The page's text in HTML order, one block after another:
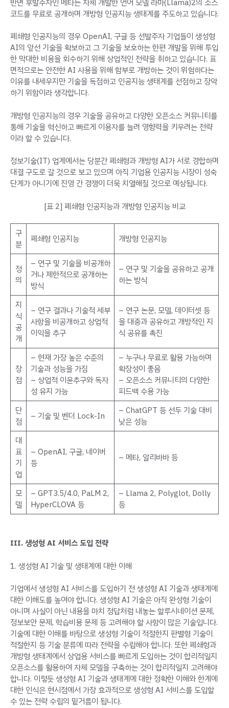
반면 후발주자인 메타는 자체 개발한 언어 모델 라마(Llama)2의 소스
코드를 무료로 공개하며 개방형 인공지능 생태계를 주도하고 있습니다.
폐쇄형 인공지능의 경우 OpenAI, 구글 등 선발주자 기업들이 생성형
AI의 앞선 기술을 확보하고 그 기술을 보호하는 한편 개발을 위해 투입
한 막대한 비용을 회수하기 위해 상업적인 전략을 취하고 있습니다. 표
면적으로는 안전한 AI 사용을 위해 함부로 개방하는 것이 위험하다는
이유를 내세우지만 기술을 독점하고 인공지능 생태계를 선점하고 장악
하기 위함이라 생각합니다.
개방형 인공지능의 경우 기술을 공유하고 다양한 오픈소스 커뮤니티를
통해 기술을 혁신하고 빠르게 이용자를 늘려 영향력을 키우려는 전략
이라 할 수 있습니다.
정보기술(IT) 업계에서는 당분간 폐쇄형과 개방형 AI가 서로 경합하며
대결 구도로 갈 것으로 보고 있으며 아직 기업용 인공지능 시장이 성숙
단계가 아니기에 진영 간 경쟁이 더욱 치열해질 것으로 예상됩니다.
[표 2] 폐쇄형 인공지능과 개방형 인공지능 비교
구
분
폐쇄형 인공지능 개방형 인공지능
정
의
– 연구 및 기술을 비공개하
거나 제한적으로 공개하는
방식
– 연구 및 기술을 공유하고 공개
하는 방식
지
식
공
개
– 연구 결과나 기술적 세부
사항을 비공개하고 상업적
이익을 추구
– 연구 논문, 모델, 데이터셋 등
을 대중과 공유하고 개방적인 지
식 공유를 촉진
장
점
– 현재 가장 높은 수준의
기술과 성능을 가짐
– 상업적 이윤추구와 독자
성 유지 가능
– 누구나 무료로 활용 가능하며
확장성이 좋음
– 오픈소스 커뮤니티의 다양한
피드백 수용 가능
단
점
– 기술 및 벤더 Lock-In
– ChatGPT 등 선두 기술 대비
낮은 성능
대
표
기
업
– OpenAI, 구글, 네이버
등
– 메타, 알리바바 등
모
델
– GPT3.5/4.0, PaLM 2,
HyperCLOVA 등
– Llama 2, Polyglot, Dolly
등
III. 생성형 AI 서비스 도입 전략
1. 생성형 AI 기술 및 생태계에 대한 이해
기업에서 생성형 AI 서비스를 도입하기 전 생성형 AI 기술과 생태계에
대한 이해도를 높여야 합니다. 생성형 AI 기술은 아직 완성형 기술이
아니며 사실이 아닌 내용을 마치 정답처럼 내놓는 할루시네이션 문제,
정보보안 문제, 학습비용 문제 등 고려해야 할 사항이 많은 기술입니다.
기술에 대한 이해를 바탕으로 생성형 기술이 적절한지 판별형 기술이
적절한지 등 기술 분류에 따라 전략을 수립해야 합니다. 또한 폐쇄형과
개방형 생태계에서 상업용 서비스를 빠르게 도입하는 것이 합리적일지
오픈소스를 활용하여 자체 모델을 구축하는 것이 합리적일지 고려해야
합니다. 이렇듯 생성형 AI 기술과 생태계에 대한 정확한 이해와 한계에
대한 인식은 현시점에서 가장 효과적으로 생성형 AI 서비스를 도입할
수 있는 전략 수립의 밑거름이 됩니다.